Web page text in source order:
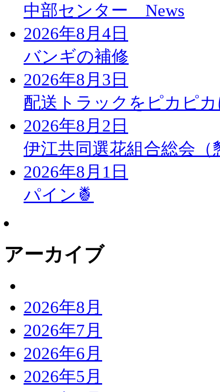
中部センター News
2026年8月4日
バンギの補修
2026年8月3日
配送トラックをピカピカ
2026年8月2日
伊江共同選花組合総会（
2026年8月1日
パイン🍍
アーカイブ
2026年8月
2026年7月
2026年6月
2026年5月